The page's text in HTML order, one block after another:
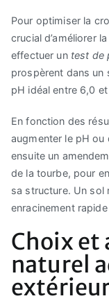
Pour optimiser la
crucial d’améliorer
effectuer un test de
prospèrent dans un
pH idéal entre 6,0 et
En fonction des
augmenter le pH ou
ensuite un
de la tourbe, pour
sa structure. Un sol
enracinement
Choix et
naturel